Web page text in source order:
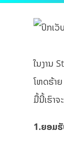
ໃນງານ
ໂຫດຮ້າ
ມື້ນີ້ເຮົາ
1.ຍອມຮັ